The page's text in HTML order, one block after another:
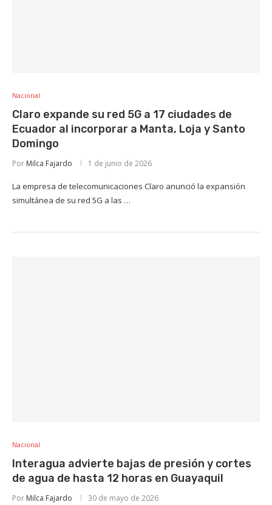
Nacional
Claro expande su red 5G a 17 ciudades de
Ecuador al incorporar a Manta, Loja y Santo
Domingo
Por Milca Fajardo 1 de junio de 2026
La empresa de telecomunicaciones Claro anunció la expansión
simultánea de su red 5G a las …
Nacional
Interagua advierte bajas de presión y cortes
de agua de hasta 12 horas en Guayaquil
Por Milca Fajardo 30 de mayo de 2026